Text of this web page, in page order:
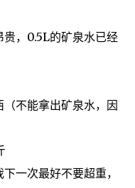
贵， 0.5L的矿泉水已经
（不能拿出矿泉水，因
下一次最好不要超重，